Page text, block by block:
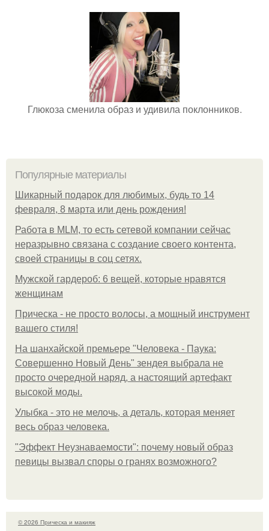
Глюкоза сменила образ и удивила поклонников.
Популярные материалы
Шикарный подарок для любимых, будь то 14
февраля, 8 марта или день рождения!
Работа в MLM, то есть сетевой компании сейчас
неразрывно связана с создание своего контента,
своей страницы в соц сетях.
Мужской гардероб: 6 вещей, которые нравятся
женщинам
Прическа - не просто волосы, а мощный инструмент
вашего стиля!
На шанхайской премьере "Человека - Паука:
Совершенно Новый День" зендея выбрала не
просто очередной наряд, а настоящий артефакт
высокой моды.
Улыбка - это не мелочь, а деталь, которая меняет
весь образ человека.
"Эффект Неузнаваемости": почему новый образ
певицы вызвал споры о гранях возможного?
© 2026 Прическа и макияж